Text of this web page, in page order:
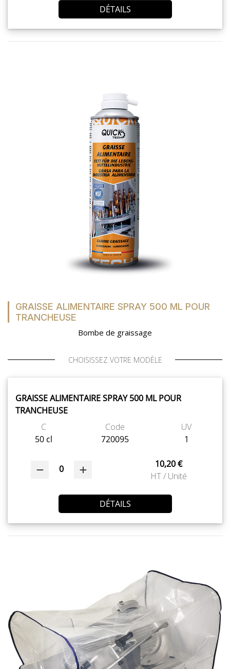
DÉTAILS
GRAISSE ALIMENTAIRE SPRAY 500 ML POUR
TRANCHEUSE
Bombe de graissage
CHOISISSEZ VOTRE MODÈLE
GRAISSE ALIMENTAIRE SPRAY 500 ML POUR
TRANCHEUSE
C
50 cl
Code
720095
UV
1
0
10,20 €
HT / Unité
DÉTAILS